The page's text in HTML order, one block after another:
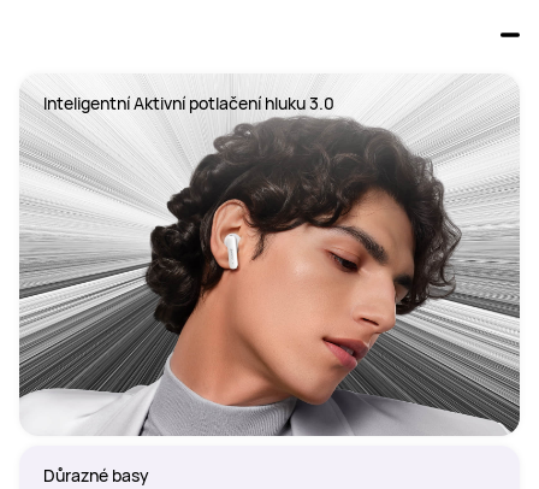
Inteligentní Aktivní potlačení hluku 3.0
Důrazné basy